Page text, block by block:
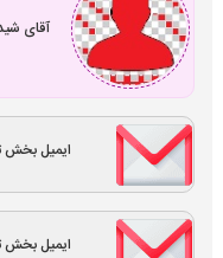
آقای
ایمیل بخش
ایمیل